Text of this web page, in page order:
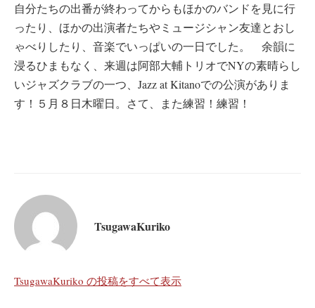
自分たちの出番が終わってからもほかのバンドを見に行
ったり、ほかの出演者たちやミュージシャン友達とおし
ゃべりしたり、音楽でいっぱいの一日でした。 余韻に
浸るひまもなく、来週は阿部大輔トリオでNYの素晴らし
いジャズクラブの一つ、Jazz at Kitanoでの公演がありま
す！５月８日木曜日。さて、また練習！練習！
TsugawaKuriko
TsugawaKuriko の投稿をすべて表示